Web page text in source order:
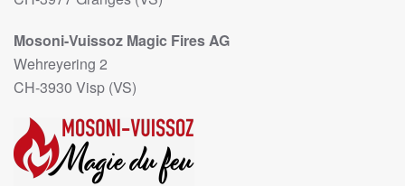
Mosoni-Vuissoz Magic Fires AG
Wehreyering 2
CH-3930 Visp (VS)